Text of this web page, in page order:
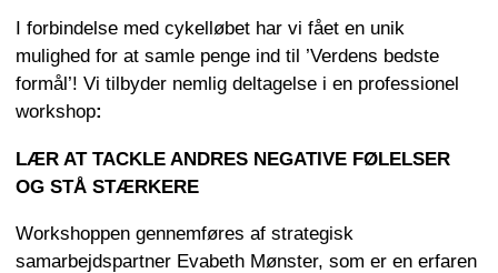
I forbindelse med cykelløbet har vi fået en unik
mulighed for at samle penge ind til ’Verdens bedste
formål’! Vi tilbyder nemlig deltagelse i en professionel
workshop:
LÆR AT TACKLE ANDRES NEGATIVE FØLELSER
OG STÅ STÆRKERE
Workshoppen gennemføres af strategisk
samarbejdspartner Evabeth Mønster, som er en erfaren